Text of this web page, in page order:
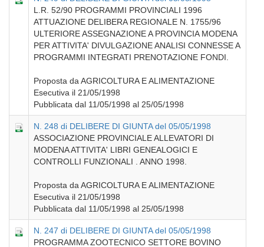
L.R. 52/90 PROGRAMMI PROVINCIALI 1996
ATTUAZIONE DELIBERA REGIONALE N. 1755/96
ULTERIORE ASSEGNAZIONE A PROVINCIA MODENA
PER ATTIVITA' DIVULGAZIONE ANALISI CONNESSE A
PROGRAMMI INTEGRATI PRENOTAZIONE FONDI.
Proposta da AGRICOLTURA E ALIMENTAZIONE
Esecutiva il 21/05/1998
Pubblicata dal 11/05/1998 al 25/05/1998
N. 248 di DELIBERE DI GIUNTA del 05/05/1998
ASSOCIAZIONE PROVINCIALE ALLEVATORI DI
MODENA ATTIVITA' LIBRI GENEALOGICI E
CONTROLLI FUNZIONALI . ANNO 1998.
Proposta da AGRICOLTURA E ALIMENTAZIONE
Esecutiva il 21/05/1998
Pubblicata dal 11/05/1998 al 25/05/1998
N. 247 di DELIBERE DI GIUNTA del 05/05/1998
PROGRAMMA ZOOTECNICO SETTORE BOVINO